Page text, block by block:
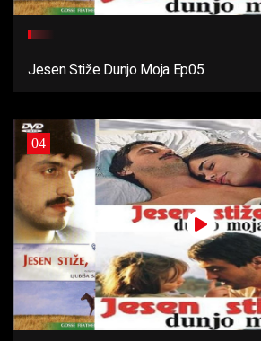
Jesen Stiže Dunjo Moja Ep05
04